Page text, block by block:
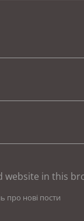
website in this
про нові пости